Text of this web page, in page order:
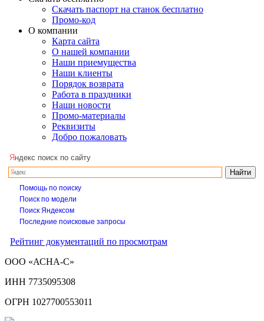
Скачать паспорт на станок бесплатно
Промо-код
О компании
Карта сайта
О нашей компании
Наши приемущества
Наши клиенты
Порядок возврата
Работа в праздники
Наши новости
Промо-материалы
Реквизиты
Добро пожаловать
Я ндекс поиск по сайту
Помощь по поиску
Поиск по модели
Поиск Яндексом
Последние поисковые запросы
Рейтинг документаций по просмотрам
ООО «АСНА-С»
ИНН 7735095308
ОГРН 1027700553011